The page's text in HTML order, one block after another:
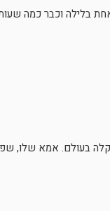
בלילה וכבר כמה
קלה בעולם. אמא שלו,